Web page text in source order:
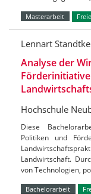
Masterarbeit
Lennart Standtke
Analyse der
Hochschule
Diese
Politiken und
Landwirtschaft.
von Technologien,
Bachelorarbeit